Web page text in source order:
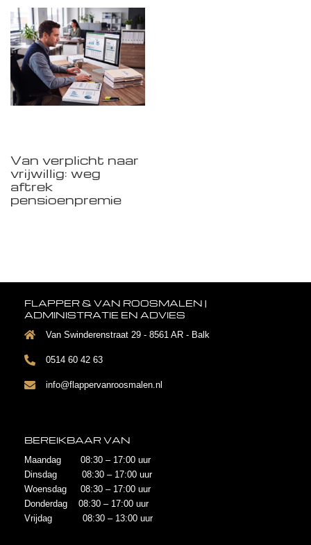
Van verplicht naar
vrijwillig: weg
aftrek
pensioenpremie
FLAPPER & VAN ROOSMALEN |
ADMINISTRATIE EN ADVIES
Van Swinderenstraat 29 - 8561 AR - Balk
0514 60 42 63
info@flappervanroosmalen.nl
BEREIKBAAR VAN
Maandag 08:30 – 17:00 uur
Dinsdag 08:30 – 17:00 uur
Woensdag 08:30 – 17:00 uur
Donderdag 08:30 – 17:00 uur
Vrijdag 08:30 – 13:00 uur